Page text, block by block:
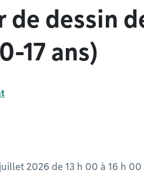
dessin
17 ans)
2026 de 13 h 00 à 16 h 00